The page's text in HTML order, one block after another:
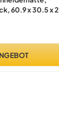
60.9 x 30.5 x 2